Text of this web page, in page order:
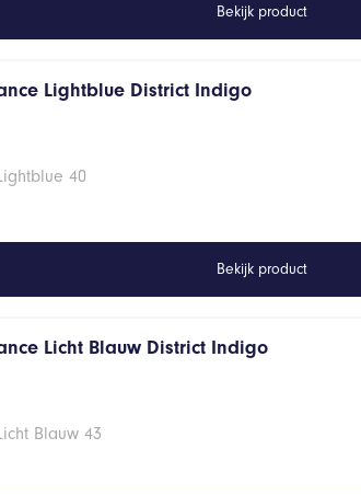
Bekijk product
Lightblue District Indigo
40
Bekijk product
Licht Blauw District Indigo
Blauw 43